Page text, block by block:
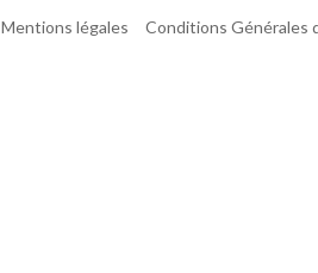
Mentions légales Conditions Générales